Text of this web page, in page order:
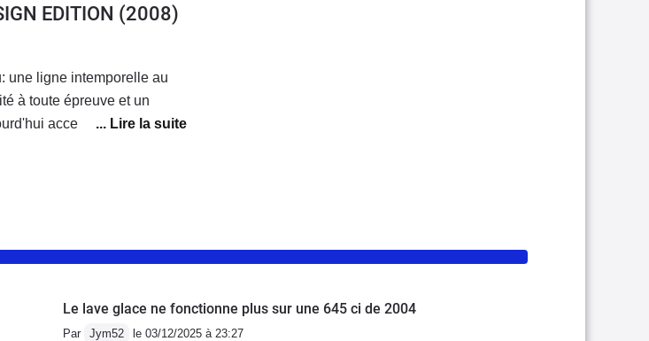
EDITION (2008)
une ligne intemporelle au
à toute épreuve et un
accessible aux
très raisonnable: des
de la capote tissu triple
de son style ultra-chic
auront marqué l'histoire
Le lave glace ne fonctionne plus sur une 645 ci de 2004
Par Jym52 le 03/12/2025 à 23:27